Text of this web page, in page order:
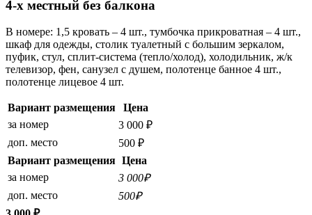
4-х местный без балкона
В номере: 1,5 кровать – 4 шт., тумбочка прикроватная – 4 шт.,
шкаф для одежды, столик туалетный с большим зеркалом,
пуфик, стул, сплит-система (тепло/холод), холодильник, ж/к
телевизор, фен, санузел с душем, полотенце банное 4 шт.,
полотенце лицевое 4 шт.
Вариант размещения
Цена
за номер
3 000 ₽
доп. место
500 ₽
Вариант размещения Цена
за номер
3 000₽
доп. место
500₽